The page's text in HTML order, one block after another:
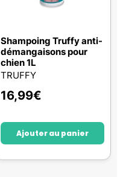
Shampoing Truffy anti-
démangaisons pour
chien 1L
TRUFFY
16,99€
Ajouter au panier